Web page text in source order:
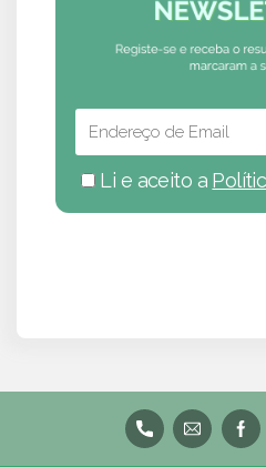
Li e aceito a